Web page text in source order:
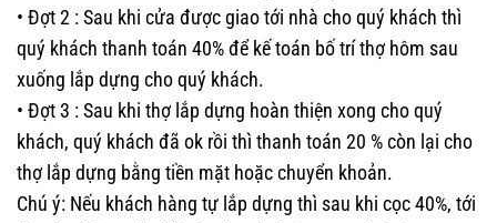
• Đợt 2 : Sau khi cửa được giao tới nhà cho quý khách thì
quý khách thanh toán 40% để kế toán bố trí thợ hôm sau
xuống lắp dựng cho quý khách.
• Đợt 3 : Sau khi thợ lắp dựng hoàn thiện xong cho quý
khách, quý khách đã ok rồi thì thanh toán 20 % còn lại cho
thợ lắp dựng bằng tiền mặt hoặc chuyển khoản.
Chú ý: Nếu khách hàng tự lắp dựng thì sau khi cọc 40%, tới